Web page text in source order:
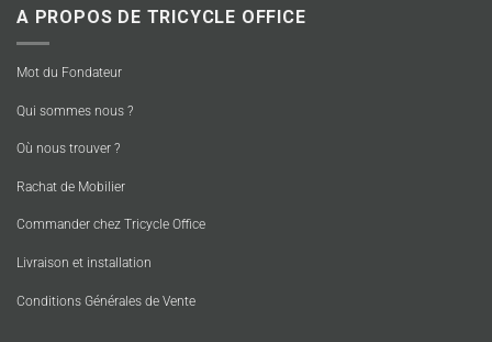
A PROPOS DE TRICYCLE OFFICE
Mot du Fondateur
Qui sommes nous ?
Où nous trouver ?
Rachat de Mobilier
Commander chez Tricycle Office
Livraison et installation
Conditions Générales de Vente